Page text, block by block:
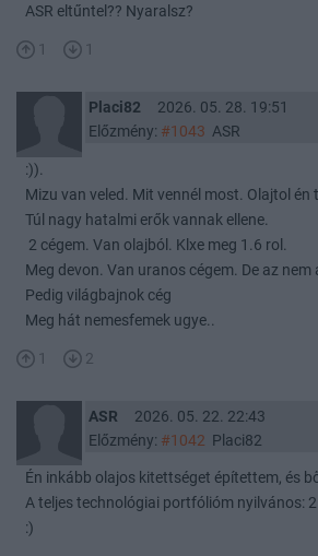
ASR eltűntel?? Nyaralsz?
1 1
Placi82
2026. 05. 28. 19:51
Előzmény: #1043 ASR
:)).
Mizu van veled. Mit vennél most. Olajtol
Túl nagy hatalmi erők vannak ellene.
2 cégem. Van olajból. Klxe meg 1.6 rol.
Meg devon. Van uranos cégem. De az
Pedig világbajnok cég
Meg hát nemesfemek ugye..
1 2
ASR
2026. 05. 22. 22:43
Előzmény: #1042 Placi82
Én inkább olajos kitettséget építettem, és
A teljes technológiai portfólióm nyilvános:
:)